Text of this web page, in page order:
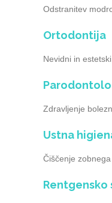
Odstranitev
Ortodontija
Nevidni in
Zdravljenje
Ustna
Čiščenje
Rentgensko